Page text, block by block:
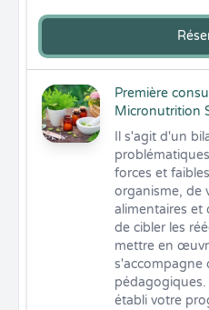
Première
Micronutrition
Il s'agit d'un
forces et
organisme, de
alimentaires et
de cibler les
mettre en
s'accompagne
pédagogiques.
établi votre